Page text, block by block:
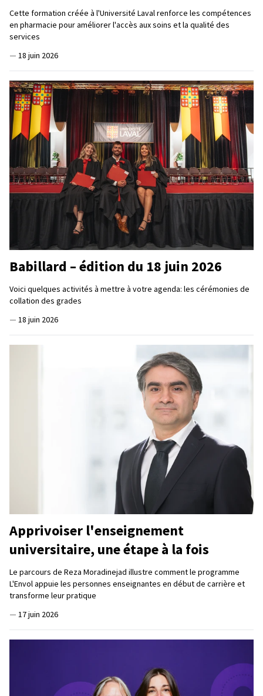
Cette formation créée à l'Université Laval renforce les compétences
en pharmacie pour améliorer l'accès aux soins et la qualité des
services
— 18 juin 2026
Babillard – édition du 18 juin 2026
Voici quelques activités à mettre à votre agenda: les cérémonies de
collation des grades
— 18 juin 2026
Apprivoiser l'enseignement
universitaire, une étape à la fois
Le parcours de Reza Moradinejad illustre comment le programme
L'Envol appuie les personnes enseignantes en début de carrière et
transforme leur pratique
— 17 juin 2026